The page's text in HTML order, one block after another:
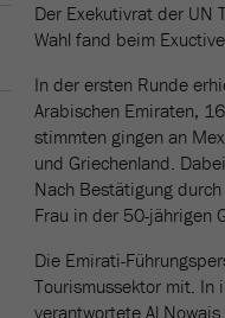
Der Exekutivrat der UN
Wahl fand beim
In der ersten Runde
Arabischen Emiraten,
stimmten gingen an
und Griechenland.
Nach Bestätigung
Frau in der 50-jährigen
Die Emirati-
Tourismussektor mit. In
verantwortete Al